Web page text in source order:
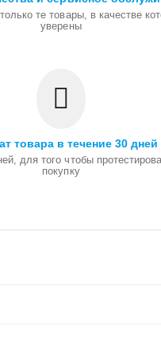
те товары, в качестве
уверены
товара в течение 30 дней
для того чтобы
покупку